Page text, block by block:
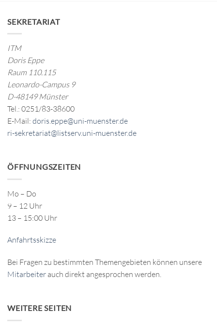
SEKRETARIAT
ITM
Doris Eppe
Raum 110.115
Leonardo-Campus 9
D-48149 Münster
Tel.: 0251/83-38600
E-Mail: doris.eppe@uni-muenster.de
ri-sekretariat@listserv.uni-muenster.de
ÖFFNUNGSZEITEN
Mo – Do
9 – 12 Uhr
13 – 15:00 Uhr
Anfahrtsskizze
Bei Fragen zu bestimmten Themengebieten können unsere
Mitarbeiter auch direkt angesprochen werden.
WEITERE SEITEN